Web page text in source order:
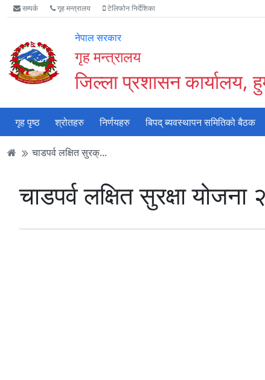
Accessibility
Mode
गर्नुहोस्
मुख्य
सामाग्री
मुख्य
नेभिगेसन
वेबसाइट
खोजमा
सम्पर्क गृह मन्त्रालय टेलिफोन निर्देशिका
नेपाल सरकार
गृह मन्त्रालय
जिल्ला प्रशासन कार्यालय,
गृह पृष्ठ श्रोतहरु निर्णयहरु बिपद् ब्यवस्थापन समितिको बैठक
चाडपर्व लक्षित सुरक्...
चाडपर्व लक्षित सुरक्षा योजना